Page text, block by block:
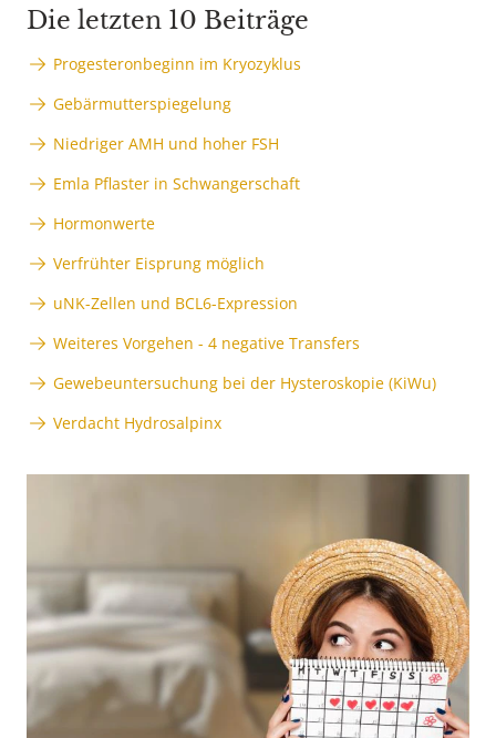
Die letzten 10 Beiträge
Progesteronbeginn im Kryozyklus
Gebärmutterspiegelung
Niedriger AMH und hoher FSH
Emla Pflaster in Schwangerschaft
Hormonwerte
Verfrühter Eisprung möglich
uNK-Zellen und BCL6-Expression
Weiteres Vorgehen - 4 negative Transfers
Gewebeuntersuchung bei der Hysteroskopie (KiWu)
Verdacht Hydrosalpinx